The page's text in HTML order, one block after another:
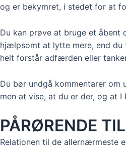
og er bekymret, i stedet for at
Du kan prøve at bruge et åbent
hjælpsomt at lytte mere, end du
helt forstår adfærden eller
Du bør undgå kommentarer
men at vise, at du er der, og at
PÅRØRENDE
Relationen til de allernærmeste